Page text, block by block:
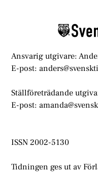
Ansvarig utgivare:
E-post:
Ställföreträdande
E-post:
ISSN 2002-5130
Tidningen ges ut av